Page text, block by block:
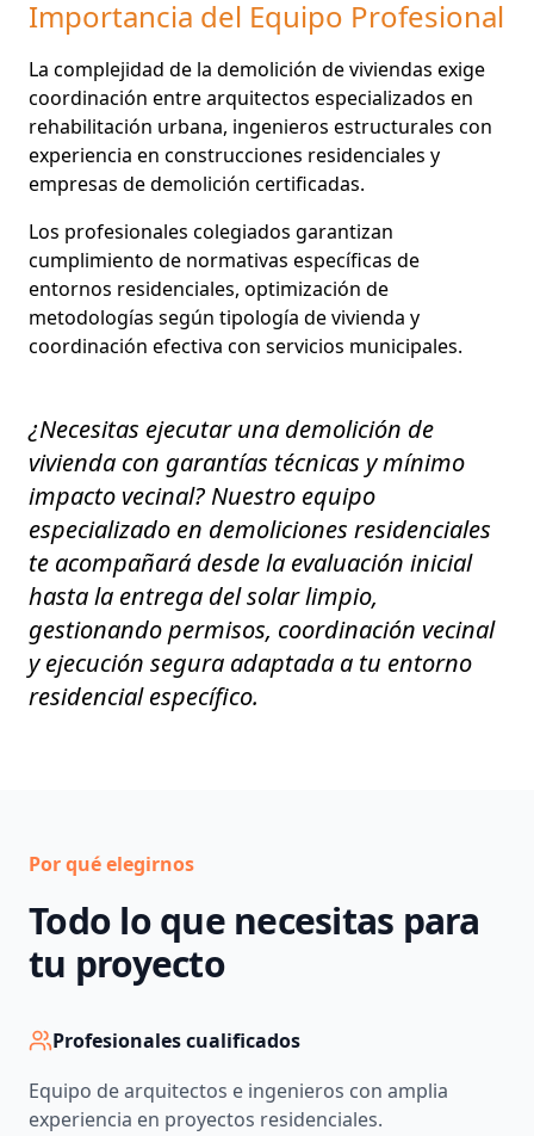
Importancia del Equipo Profesional
La complejidad de la demolición de viviendas exige
coordinación entre arquitectos especializados en
rehabilitación urbana, ingenieros estructurales con
experiencia en construcciones residenciales y
empresas de demolición certificadas.
Los profesionales colegiados garantizan
cumplimiento de normativas específicas de
entornos residenciales, optimización de
metodologías según tipología de vivienda y
coordinación efectiva con servicios municipales.
¿Necesitas ejecutar una demolición de
vivienda con garantías técnicas y mínimo
impacto vecinal? Nuestro equipo
especializado en demoliciones residenciales
te acompañará desde la evaluación inicial
hasta la entrega del solar limpio,
gestionando permisos, coordinación vecinal
y ejecución segura adaptada a tu entorno
residencial específico.
Por qué elegirnos
Todo lo que necesitas para
tu proyecto
Profesionales cualificados
Equipo de arquitectos e ingenieros con amplia
experiencia en proyectos residenciales.